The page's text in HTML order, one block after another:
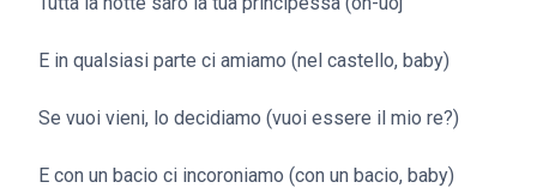
E in qualsiasi parte ci amiamo (nel castello, baby)
Se vuoi vieni, lo decidiamo (vuoi essere il mio re?)
E con un bacio ci incoroniamo (con un bacio, baby)